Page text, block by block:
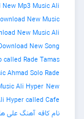
New Mp3 Music Ali
New Music
New Music Ali
New Song
called Rade Tamas
Ahmad Solo Rade
Ali Hyper New
Hyper called Cafe
نام کافه آهنگ علی